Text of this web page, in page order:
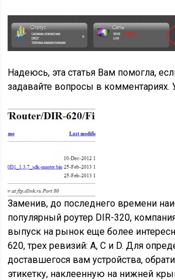
Надеюсь, эта статья Вам помогла,
задавайте вопросы в комментариях.
Заменив, до последнего времени
популярный роутер DIR-320,
выпуск на рынок еще более
620, трех ревизий: А, С и D. Для
доставшегося вам устройства,
этикетку, наклеенную на нижней